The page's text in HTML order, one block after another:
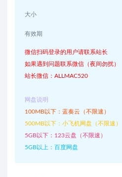
大小
有效期
微信扫码登录的用户请联系站长
如果遇到问题联系微信（夜间勿扰）
站长微信：ALLMAC520
网盘说明
100MB以下：蓝奏云（不限速）
500MB以下：小飞机网盘（不限速）
5GB以下：123云盘（不限速）
5GB以上：百度网盘